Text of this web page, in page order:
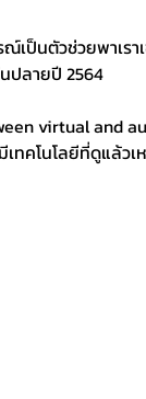
ป็นตัวช่วยพาเรา
ปลายปี 2564
virtual and
เทคโนโลยีที่ดูแล้